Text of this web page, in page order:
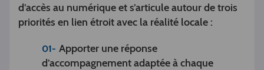
d’accès au numérique et s’articule autour de trois
priorités en lien étroit avec la réalité locale :
Apporter une réponse
d’accompagnement adaptée à chaque